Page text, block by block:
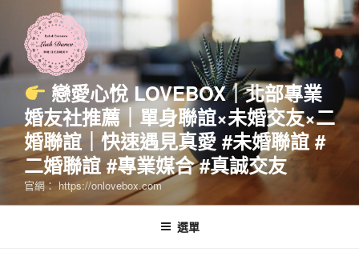
要
戀愛心悅 LOVEBOX｜北部專業
婚友社推薦｜單身聯誼×未婚交友×二
婚聯誼｜快速遇見真愛 #未婚聯誼 #
二婚聯誼 #專業媒合 #真誠交友
官網： https://onlovebox.com
選單